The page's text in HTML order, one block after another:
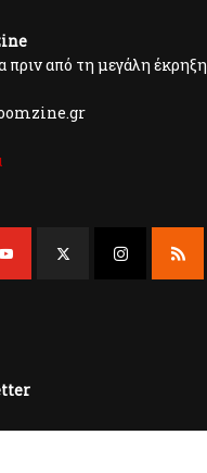
πριν από τη μεγάλη έκρηξη